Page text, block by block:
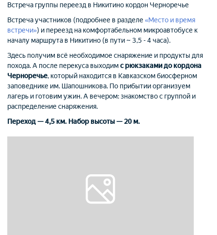
Встреча группы переезд в Никитино кордон Черноречье
Встреча участников (подробнее в разделе «Место и время
встречи») и переезд на комфортабельном микроавтобусе к
началу маршрута в Никитино (в пути ~ 3,5 - 4 часа).
Здесь получим всё необходимое снаряжение и продукты для
похода. А после перекуса выходимс рюкзаками до кордона
Черноречье, который находится в Кавказском биосферном
заповеднике им. Шапошникова. По прибытии организуем
лагерь и готовим ужин. А вечером: знакомство с группой и
распределение снаряжения.
Переход—4,5 км. Набор высоты—20 м.